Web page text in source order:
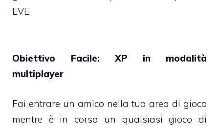
EVE.
Obiettivo Facile: XP in modalità
multiplayer
Fai entrare un amico nella tua area di gioco
mentre è in corso un qualsiasi gioco di